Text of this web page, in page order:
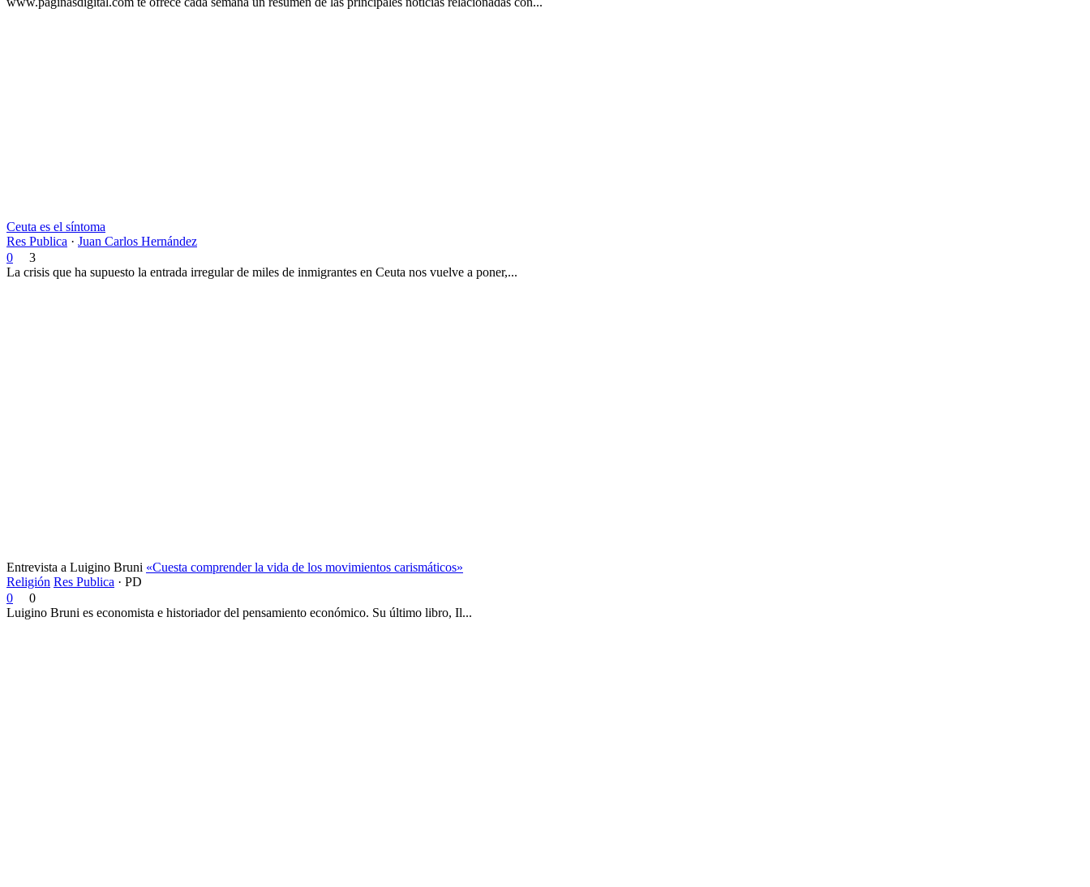
Ceuta es el síntoma
Res Publica · Juan Carlos Hernández
0
3
La crisis que ha supuesto la entrada irregular de miles de inmigrantes en Ceuta nos vuelve a poner,...
Entrevista a Luigino Bruni «Cuesta comprender la vida de los movimientos carismáticos»
Religión Res Publica · PD
0
0
Luigino Bruni es economista e historiador del pensamiento económico. Su último libro, Il...